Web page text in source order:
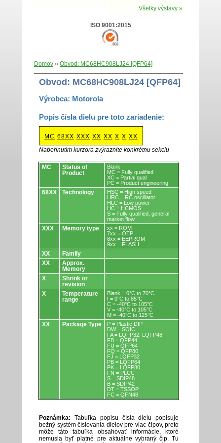
Všetky výstavy »
ISO 9001:2015
Domov » Obvod: MC68HC908LJ24 [QFP64]
Obvod: MC68HC908LJ24 [QFP64]
Výrobca: Motorola
Popis čísla dielu pre toto zariadenie:
MC 68XX XXX XX XX X X XX
Nabehnutím kurzora zvýraznite konkrétnu sekciu
Obvody.
MC
Status of
Product
Blank
MC = Fully qualified
XC = Partial qual
PC = Product engineering
68XX Technology
HSC = High speed
HRC = RC oscillator
HLC = Low power
HC = HCMOS
S = Fully qualified, general
market flow
XXX Memory type
xx = ROM
7xx = OTP
8xx = EEPROM
9xx = FLASH
XX
Family
XX
Approx.
Memory
X
Shrink or
revision
X
Temperature
range
Blank = 0°C to 70°C
I = 0°C to 85°C
C = -40°C to 105°C
V = -40°C to 105°C
M = -40°C to 125°C
XX Package Type
P = Plastic DIP
DW = SOIC
FA = LQFP32, LQFP48
FB = QFP44
FU = QFP64
FQ = QFP80
FJ = LQFP32
PB = LQFP64
PK = LQFP80
FN = PLCC
S = SDIP48
B = SDIP42
DT = TSSOP
FC = QFN48
Poznámka: Tabuľka popisu čísla dielu popisuje
bežný systém číslovania dielov pre viac čipov, preto
môže táto tabuľka obsahovať informácie, ktoré
nemusia byť platné pre aktuálne vybraný čip. Tu